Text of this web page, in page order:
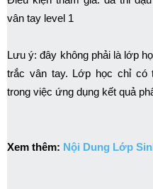
vân tay level 1
Lưu ý: đây không phải là lớp
trắc vân tay. Lớp học chỉ có
trong việc ứng dụng kết quả
Xem thêm: Nội Dung Lớp